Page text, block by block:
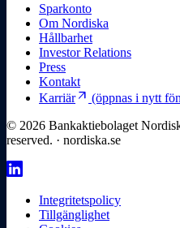
Sparkonto
Om Nordiska
Hållbarhet
Investor Relations
Press
Kontakt
Karriärarrow_outward (öppnas i nytt
© 2026 Bankaktiebolaget
reserved. · nordiska.se
Integritetspolicy
Tillgänglighet